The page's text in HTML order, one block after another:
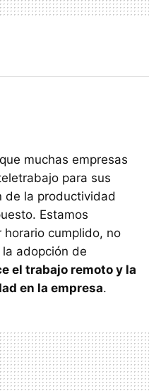
muchas empresas
para sus
de la productividad
Estamos
cumplido, no
adopción de
el trabajo remoto y la
en la empresa.